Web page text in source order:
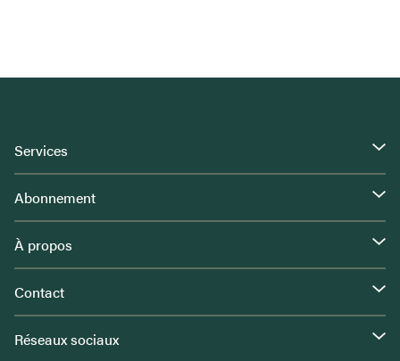
Services
Abonnement
À propos
Contact
Réseaux sociaux